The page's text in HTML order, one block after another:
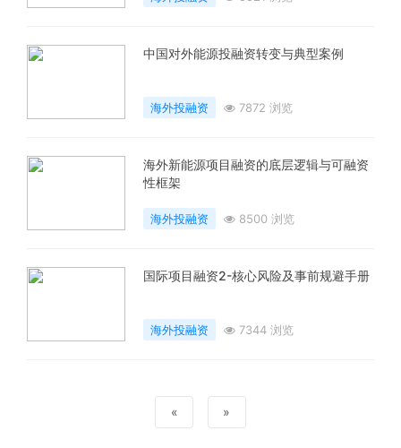
中国对外能源投融资转变与典型案例
海外投融资 7872 浏览
海外新能源项目融资的底层逻辑与可融资
性框架
海外投融资 8500 浏览
国际项目融资2-核心风险及事前规避手册
海外投融资 7344 浏览
« »